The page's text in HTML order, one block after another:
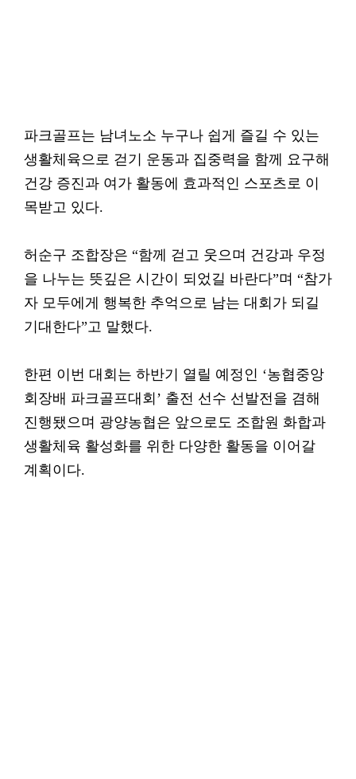
파크골프는 남녀노소 누구나 쉽게 즐길 수 있는
생활체육으로 걷기 운동과 집중력을 함께 요구해
건강 증진과 여가 활동에 효과적인 스포츠로 이
목받고 있다.
허순구 조합장은 “함께 걷고 웃으며 건강과 우정
을 나누는 뜻깊은 시간이 되었길 바란다”며 “참가
자 모두에게 행복한 추억으로 남는 대회가 되길
기대한다”고 말했다.
한편 이번 대회는 하반기 열릴 예정인 ‘농협중앙
회장배 파크골프대회’ 출전 선수 선발전을 겸해
진행됐으며 광양농협은 앞으로도 조합원 화합과
생활체육 활성화를 위한 다양한 활동을 이어갈
계획이다.